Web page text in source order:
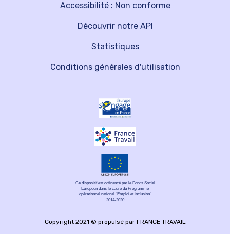
Découvrir notre API
Statistiques
Accessibilité : Non conforme
Conditions générales d'utilisation
Ce dispositif est cofinancé par le Fonds Social
Européen dans le cadre du Programme
opérationnel national "Emploi et inclusion"
2014-2020
Copyright 2021 © propulsé par FRANCE TRAVAIL